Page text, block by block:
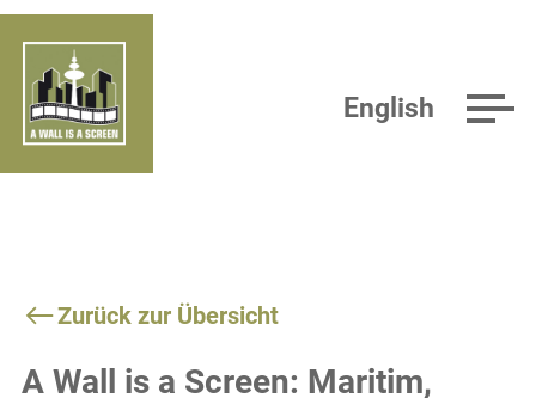
English
Zurück zur Übersicht
A Wall is a Screen: Maritim,